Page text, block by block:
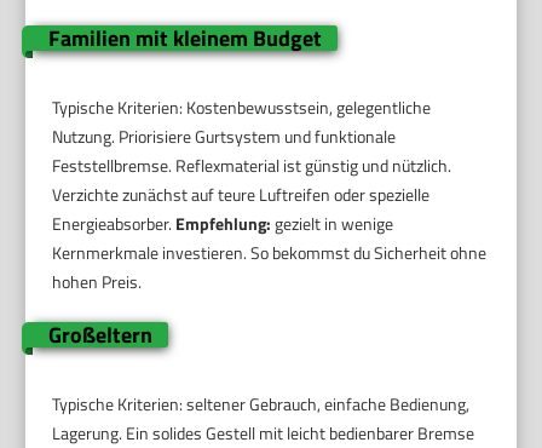
Familien mit kleinem Budget
Typische Kriterien: Kostenbewusstsein, gelegentliche
Nutzung. Priorisiere Gurtsystem und funktionale
Feststellbremse. Reflexmaterial ist günstig und nützlich.
Verzichte zunächst auf teure Luftreifen oder spezielle
Energieabsorber. Empfehlung:gezielt in wenige
Kernmerkmale investieren. So bekommst du Sicherheit ohne
hohen Preis.
Großeltern
Typische Kriterien: seltener Gebrauch, einfache Bedienung,
Lagerung. Ein solides Gestell mit leicht bedienbarer Bremse